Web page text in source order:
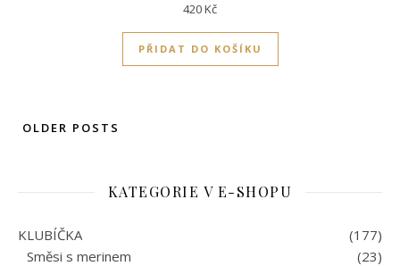
420Kč
PŘIDAT DO KOŠÍKU
OLDER POSTS
KATEGORIE V E-SHOPU
KLUBÍČKA
(177)
Směsi s merinem
(23)